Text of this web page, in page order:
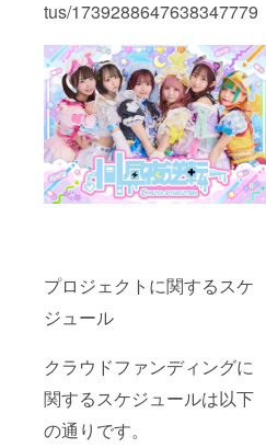
tus/1739288647638347779
プロジェクトに関するスケ
ジュール
クラウドファンディングに
関するスケジュールは以下
の通りです。